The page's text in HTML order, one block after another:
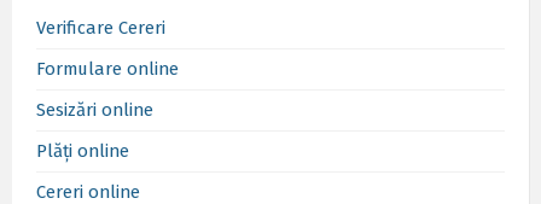
Verificare Cereri
Formulare online
Sesizări online
Plăți online
Cereri online